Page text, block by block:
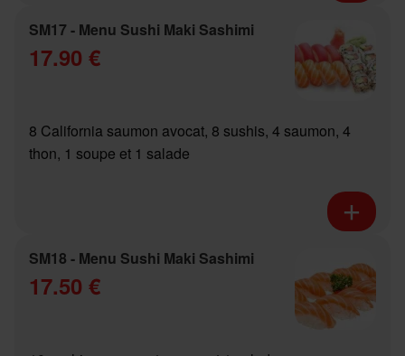
SM17 - Menu Sushi Maki Sashimi
17.90 €
8 California saumon avocat, 8 sushis, 4 saumon, 4
thon, 1 soupe et 1 salade
SM18 - Menu Sushi Maki Sashimi
17.50 €